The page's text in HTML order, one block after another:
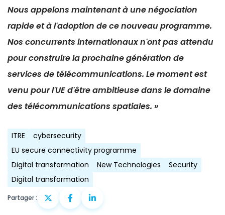
Nous appelons maintenant à une négociation
rapide et à l'adoption de ce nouveau programme.
Nos concurrents internationaux n'ont pas attendu
pour construire la prochaine génération de
services de télécommunications. Le moment est
venu pour l'UE d'être ambitieuse dans le domaine
des télécommunications spatiales. »
ITRE
cybersecurity
EU secure connectivity programme
Digital transformation
New Technologies
Security
Digital transformation
Partager :